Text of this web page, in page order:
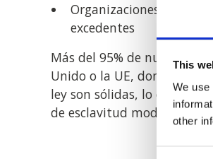
This
We
other
Organizaciones
excedentes
Más del 95% de nuestros
Unido o la UE, donde las
ley son sólidas, lo que
de esclavitud moderna o